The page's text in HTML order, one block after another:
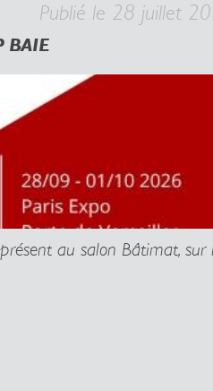
Publié le 28 juillet
BAIE
au salon Bâtimat, sur